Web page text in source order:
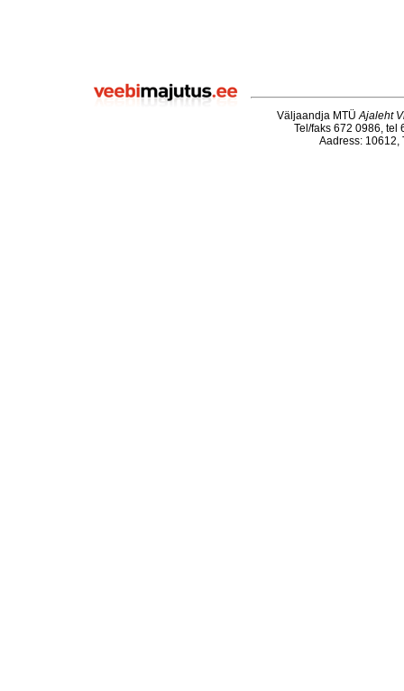
Väljaandja MTÜAjaleht
Tel/faks 672 0986, tel
Aadress: 10612,